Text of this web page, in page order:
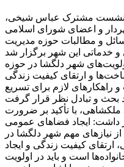
ملکشاهی - شنبه ۲۷ تیرماه ۱۴۰۵ نشست مشترک عباس شیخی،
و اعضای شورای اسلامی
و مطالبات حوزه مدیریت
خدماتی این شهر برگزار شد
شهر دلگشا در حوزه
و ارتقای کیفیت زندگی
لازم برای تسریع
بحث و تبادل نظر قرار گرفت
با تأکید بر ضرورت
داشت: ایجاد فضاهای عمومی
نیازهای مهم شهر دلگشا در
ارتقای کیفیت زندگی و ایجاد
است و باید در اولویت